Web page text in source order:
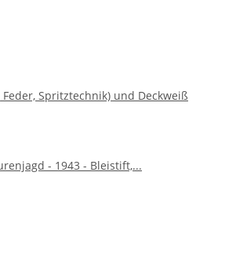
Feder, Spritztechnik) und Deckweiß